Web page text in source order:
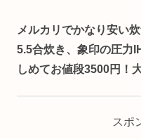
メルカリでかなり安い
5.5合炊き、象印の圧力
しめてお値段3500円！
スポ